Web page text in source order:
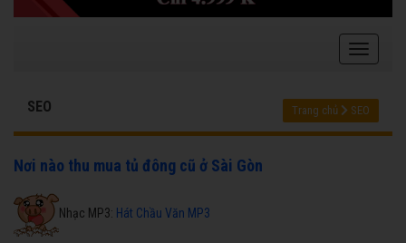
SEO Trang chủ SEO
Nơi nào thu mua tủ đông cũ ở Sài Gòn
Nhạc MP3: Hát Chầu Văn MP3